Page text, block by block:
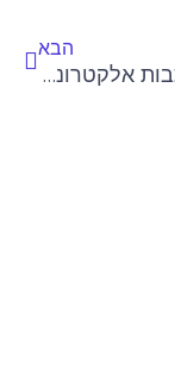
הבא
חיווט והרכבות אלקטרוניקה